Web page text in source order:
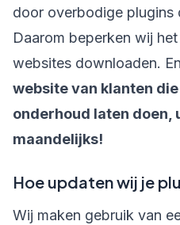
door overbodige plugins
Daarom beperken wij
websites downloaden.
website van klanten
onderhoud laten doen,
maandelijks!
Hoe updaten wij je
Wij maken gebruik van